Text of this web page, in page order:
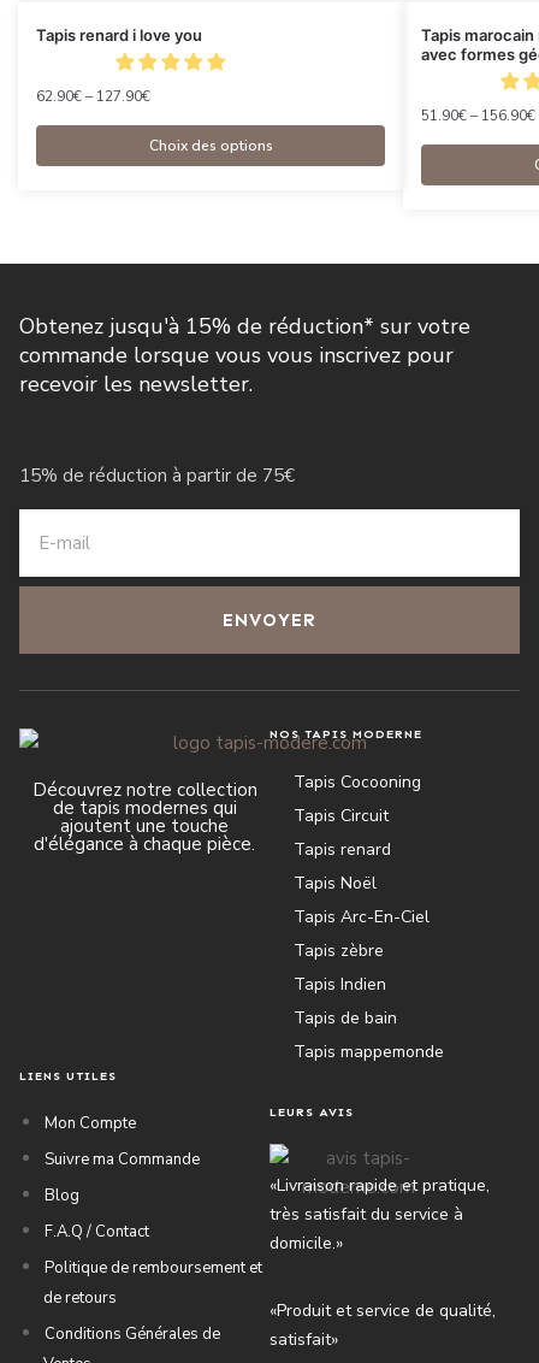
Tapis renard i love you
62.90€– 127.90€
Choix des options
Tapis
avec formes
51.90€– 156.90€
Obtenez jusqu'à 15% de réduction* sur votre
commande lorsque vous vous inscrivez pour
recevoir les newsletter.
15% de réduction à partir de 75€
ENVOYER
Découvrez notre collection
de tapis modernes qui
ajoutent une touche
d'élégance à chaque pièce.
NOS TAPIS MODERNE
Tapis Cocooning
Tapis Circuit
Tapis renard
Tapis Noël
Tapis Arc-En-Ciel
Tapis zèbre
Tapis Indien
Tapis de bain
Tapis mappemonde
LIENS UTILES
Mon Compte
Suivre ma Commande
Blog
F.A.Q / Contact
Politique de remboursement et
de retours
Conditions Générales de
LEURS AVIS
«Livraison rapide et pratique,
très satisfait du service à
domicile.»
«Produit et service de qualité,
satisfait»